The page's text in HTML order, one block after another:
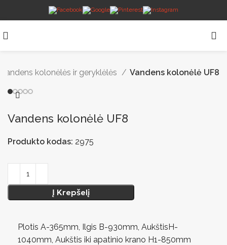
Vandens kolonėlės ir geryklėlės Vandens kolonėlė UF8
Vandens kolonėlė UF8
Produkto kodas: 2975
Į Krepšelį
Plotis A-365mm, Ilgis B-930mm, AukštisH-
1040mm, Aukštis iki apatinio krano H1-850mm